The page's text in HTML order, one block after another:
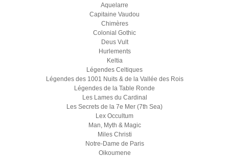
Aquelarre
Capitaine Vaudou
Chimères
Colonial Gothic
Deus Vult
Hurlements
Keltia
Légendes Celtiques
Légendes des 1001 Nuits & de la Vallée des Rois
Légendes de la Table Ronde
Les Lames du Cardinal
Les Secrets de la 7e Mer (7th Sea)
Lex Occultum
Man, Myth & Magic
Miles Christi
Notre-Dame de Paris
Oikoumene